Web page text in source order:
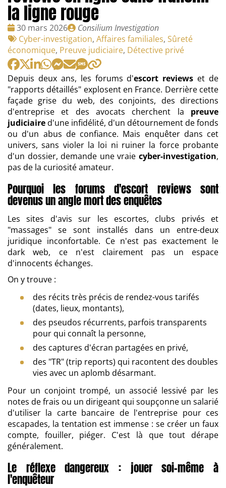
la ligne rouge
Date
:
30 mars 2026
Publié
par
Consilium Investigation
Tags
:
Cyber-investigation, Affaires familiales, Sûreté
économique, Preuve judiciaire, Détective privé
Depuis deux ans, les forums d'escort reviews et de
"rapports détaillés" explosent en France. Derrière cette
façade grise du web, des conjoints, des directions
d'entreprise et des avocats cherchent la preuve
judiciaired'une infidélité, d'un détournement de fonds
ou d'un abus de confiance. Mais enquêter dans cet
univers, sans violer la loi ni ruiner la force probante
d'un dossier, demande une vraie cyber-investigation,
pas de la curiosité amateur.
Pourquoi les forums d'escort reviews sont
devenus un angle mort des enquêtes
Les sites d'avis sur les escortes, clubs privés et
"massages" se sont installés dans un entre-deux
juridique inconfortable. Ce n'est pas exactement le
dark web, ce n'est clairement pas un espace
d'innocents échanges.
On y trouve :
des récits très précis de rendez-vous tarifés
(dates, lieux, montants),
des pseudos récurrents, parfois transparents
pour qui connaît la personne,
des captures d'écran partagées en privé,
des "TR" (trip reports) qui racontent des doubles
vies avec un aplomb désarmant.
Pour un conjoint trompé, un associé lessivé par les
notes de frais ou un dirigeant qui soupçonne un salarié
d'utiliser la carte bancaire de l'entreprise pour ces
escapades, la tentation est immense : se créer un faux
compte, fouiller, piéger. C'est là que tout dérape
généralement.
Le réflexe dangereux : jouer soi-même à
l'enquêteur